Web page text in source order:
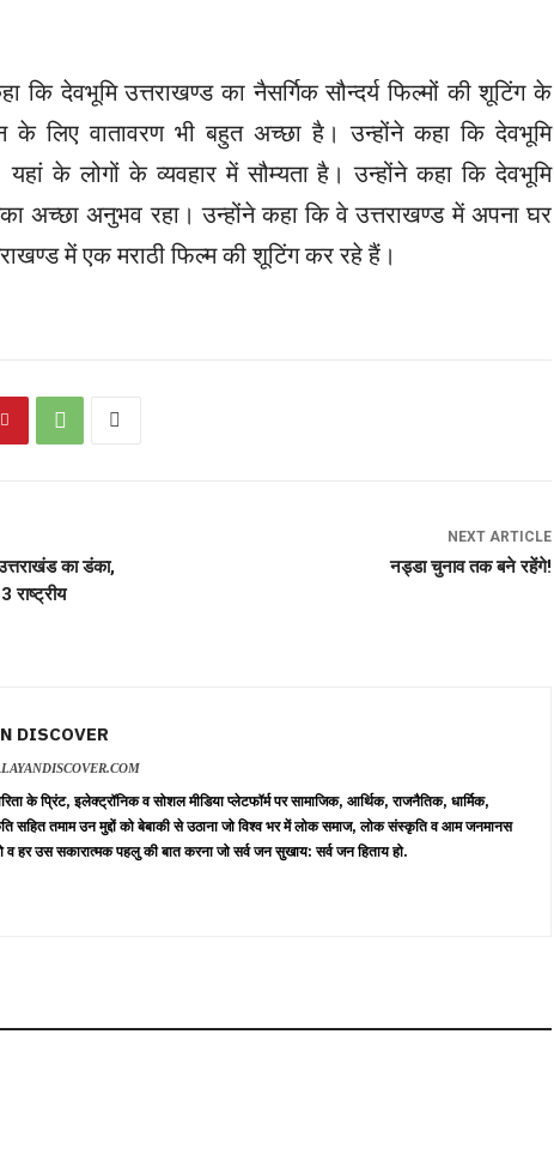
कि देवभूमि उत्तराखण्ड का नैसर्गिक सौन्दर्य फिल्मों की शूटिंग के
के लिए वातावरण भी बहुत अच्छा है। उन्होंने कहा कि देवभूमि
के लोगों के व्यवहार में सौम्यता है। उन्होंने कहा कि देवभूमि
अच्छा अनुभव रहा। उन्होंने कहा कि वे उत्तराखण्ड में अपना घर
में एक मराठी फिल्म की शूटिंग कर रहे हैं।
का डंका,
राष्ट्रीय
NEXT ARTICLE
नड्डा चुनाव तक बने रहेंगे!
DISCOVER
के प्रिंट, इलेक्ट्रॉनिक व सोशल मीडिया प्लेटफॉर्म पर सामाजिक, आर्थिक, राजनैतिक, धार्मिक,
सहित तमाम उन मुद्दों को बेबाकी से उठाना जो विश्व भर में लोक समाज, लोक संस्कृति व आम जनमानस
व हर उस सकारात्मक पहलु की बात करना जो सर्व जन सुखाय: सर्व जन हिताय हो.